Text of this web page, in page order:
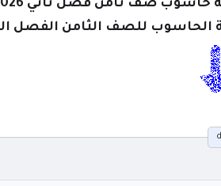
صف ثامن فصل ثاني 2026
للصف الثامن الفصل الثاني